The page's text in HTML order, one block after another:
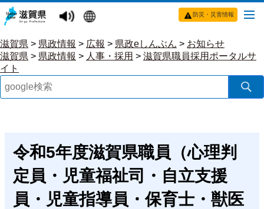
防災・災害情報
滋賀県 > 県政情報 > 広報 > 県政eしんぶん > お知らせ
滋賀県 > 県政情報 > 人事・採用 > 滋賀県職員採用ポータルサ
イト
令和5年度滋賀県職員（心理判
定員・児童福祉司・自立支援
員・児童指導員・保育士・獣医